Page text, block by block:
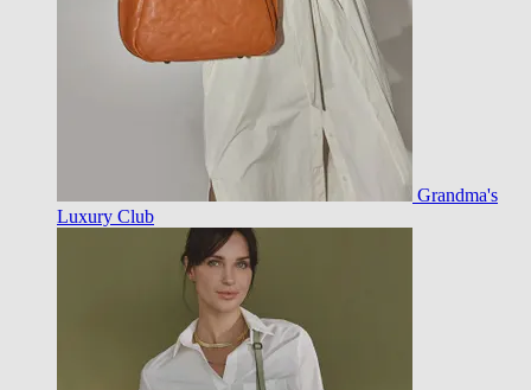
Grandma's
Luxury Club